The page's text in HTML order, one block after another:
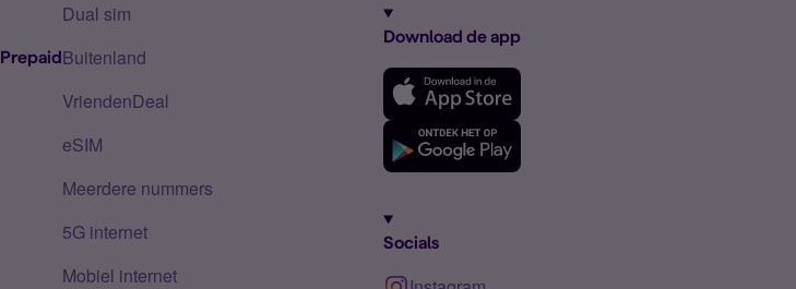
Prepaid
Dual sim
Buitenland
VriendenDeal
eSIM
Meerdere nummers
5G internet
Mobiel internet
Download de app
Socials